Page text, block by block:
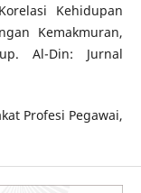
Kehidupan
Kemakmuran,
Al-Din: Jurnal
Profesi Pegawai,